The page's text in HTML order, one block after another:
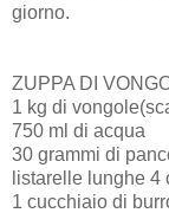
giorno.
ZUPPA DI
1 kg di
750 ml di acqua
30 grammi di
listarelle lunghe 4
1 cucchiaio di